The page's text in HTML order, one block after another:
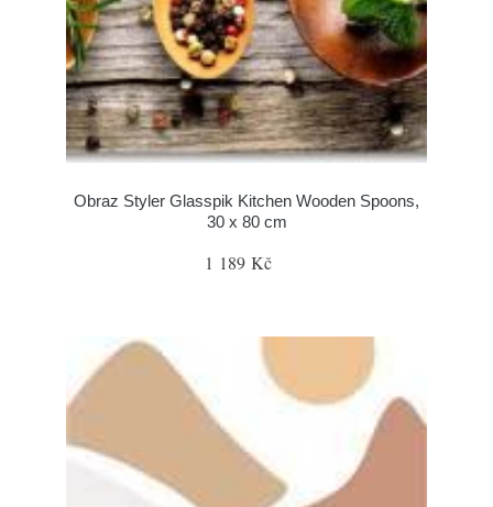
Obraz Styler Glasspik Kitchen Wooden Spoons,
30 x 80 cm
1 189 Kč